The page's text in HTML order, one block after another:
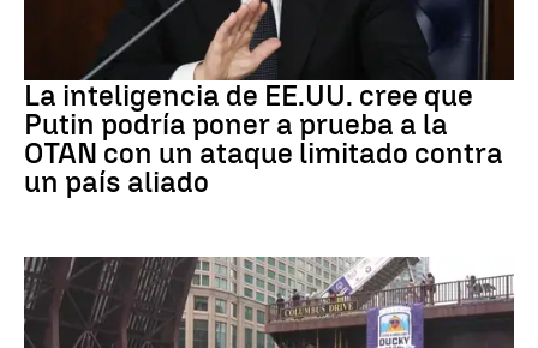
La inteligencia de EE.UU. cree que
Putin podría poner a prueba a la
OTAN con un ataque limitado contra
un país aliado